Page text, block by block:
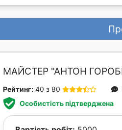
МАЙСТЕР "АНТОН
Рейтинг: 40 з 80
Особистість підтверджена